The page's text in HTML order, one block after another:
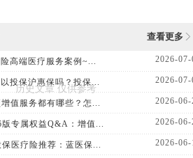
查看更多
高端医疗服务案例~... 2026-07-
投保沪惠保吗？投保... 2026-07-
值服务都有哪些？怎... 2026-06-
版专属权益Q&A：增值... 2026-06-
医疗险推荐：蓝医保... 2026-06-